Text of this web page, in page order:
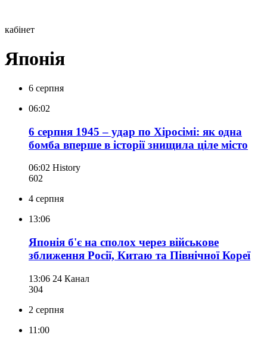
кабінет
Японія
6 серпня
06:02
6 серпня 1945 – удар по Хіросімі: як одна
бомба вперше в історії знищила ціле місто
06:02 History
602
4 серпня
13:06
Японія б'є на сполох через військове
зближення Росії, Китаю та Північної Кореї
13:06 24 Канал
304
2 серпня
11:00